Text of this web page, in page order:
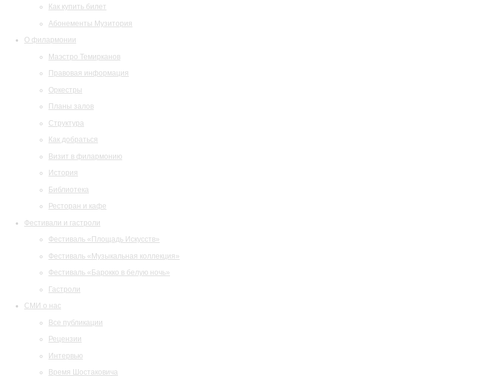
Как купить билет
Абонементы Музитория
О филармонии
Маэстро Темирканов
Правовая информация
Оркестры
Планы залов
Структура
Как добраться
Визит в филармонию
История
Библиотека
Ресторан и кафе
Фестивали и гастроли
Фестиваль «Площадь Искусств»
Фестиваль «Музыкальная коллекция»
Фестиваль «Барокко в белую ночь»
Гастроли
СМИ о нас
Все публикации
Рецензии
Интервью
Время Шостаковича